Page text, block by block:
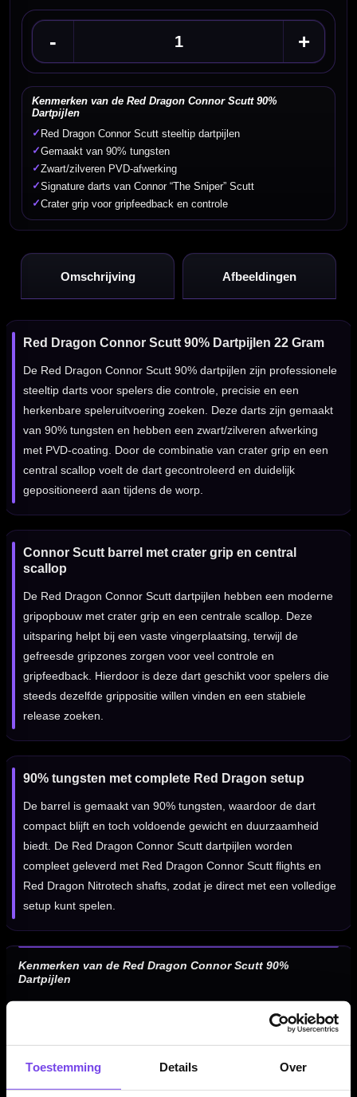
Toestemming Details Over
Kenmerken van de Red Dragon Connor Scutt 90%
Dartpijlen
✓ Red Dragon Connor Scutt steeltip dartpijlen
✓Gemaakt van 90% tungsten
✓Zwart/zilveren PVD-afwerking
✓Signature darts van Connor “The Sniper” Scutt
✓Crater grip voor gripfeedback en controle
- +
Omschrijving Afbeeldingen
Red Dragon Connor Scutt 90% Dartpijlen 22 Gram
De Red Dragon Connor Scutt 90% dartpijlen zijn professionele
steeltip darts voor spelers die controle, precisie en een
herkenbare speleruitvoering zoeken. Deze darts zijn gemaakt
van 90% tungsten en hebben een zwart/zilveren afwerking
met PVD-coating. Door de combinatie van crater grip en een
central scallop voelt de dart gecontroleerd en duidelijk
gepositioneerd aan tijdens de worp.
Connor Scutt barrel met crater grip en central
scallop
De Red Dragon Connor Scutt dartpijlen hebben een moderne
gripopbouw met crater grip en een centrale scallop. Deze
uitsparing helpt bij een vaste vingerplaatsing, terwijl de
gefreesde gripzones zorgen voor veel controle en
gripfeedback. Hierdoor is deze dart geschikt voor spelers die
steeds dezelfde grippositie willen vinden en een stabiele
release zoeken.
90% tungsten met complete Red Dragon setup
De barrel is gemaakt van 90% tungsten, waardoor de dart
compact blijft en toch voldoende gewicht en duurzaamheid
biedt. De Red Dragon Connor Scutt dartpijlen worden
compleet geleverd met Red Dragon Connor Scutt flights en
Red Dragon Nitrotech shafts, zodat je direct met een volledige
setup kunt spelen.
Kenmerken van de Red Dragon Connor Scutt 90%
Dartpijlen
✓ Zwart/zilveren PVD-afwerking
✓ Signature darts van Connor “The Sniper” Scutt
✓ Crater grip voor gripfeedback en controle